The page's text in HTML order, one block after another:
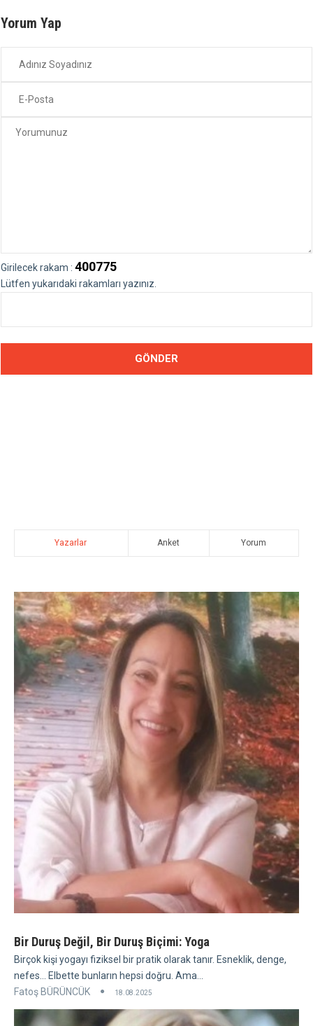
Yorum Yap
Girilecek rakam : 400775
Lütfen yukarıdaki rakamları yazınız.
Yazarlar Anket Yorum
Bir Duruş Değil, Bir Duruş Biçimi: Yoga
Birçok kişi yogayı fiziksel bir pratik olarak tanır. Esneklik, denge,
nefes... Elbette bunların hepsi doğru. Ama...
Fatoş BÜRÜNCÜK
18.08.2025